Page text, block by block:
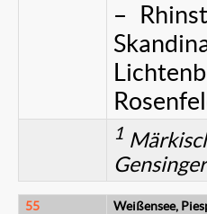
–
1
55
Weißensee,